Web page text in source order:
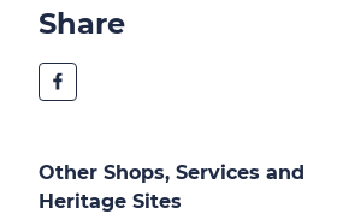
Share
Other Shops, Services and
Heritage Sites